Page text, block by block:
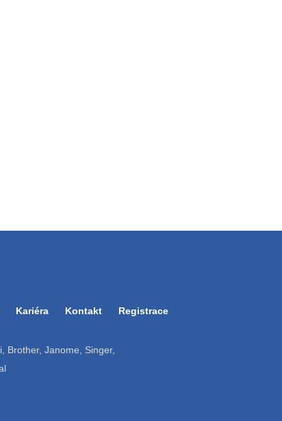
Kariéra Kontakt Registrace
Brother, Janome, Singer,